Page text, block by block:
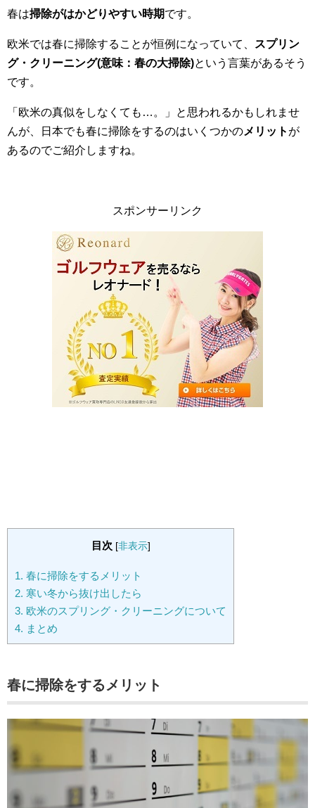
春は掃除がはかどりやすい時期です。
欧米では春に掃除することが恒例になっていて、 スプリン
グ・クリーニング(意味：春の大掃除)という言葉があるそう
です。
「欧米の真似をしなくても…。」と思われるかもしれませ
んが、日本でも春に掃除をするのはいくつかのメリット が
あるのでご紹介しますね。
スポンサーリンク
目次 [非表示]
1. 春に掃除をするメリット
2. 寒い冬から抜け出したら
3. 欧米のスプリング・クリーニングについて
4. まとめ
春に掃除をするメリット